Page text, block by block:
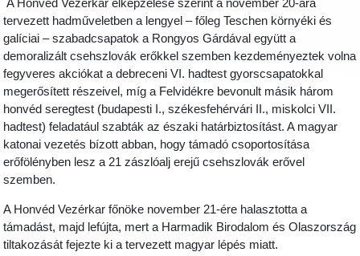
A Honvéd Vezérkar elképzelése szerint a november 20-ára
tervezett hadműveletben a lengyel – főleg Teschen környéki és
galíciai – szabadcsapatok a Rongyos Gárdával együtt a
demoralizált csehszlovák erőkkel szemben kezdeményeztek volna
fegyveres akciókat a debreceni VI. hadtest gyorscsapatokkal
megerősített részeivel, míg a Felvidékre bevonult másik három
honvéd seregtest (budapesti I., székesfehérvári II., miskolci VII.
hadtest) feladatául szabták az északi határbiztosítást. A magyar
katonai vezetés bízott abban, hogy támadó csoportosítása
erőfölényben lesz a 21 zászlóalj erejű csehszlovák erővel
szemben.
A Honvéd Vezérkar főnöke november 21-ére halasztotta a
támadást, majd lefújta, mert a Harmadik Birodalom és Olaszország
tiltakozását fejezte ki a tervezett magyar lépés miatt.